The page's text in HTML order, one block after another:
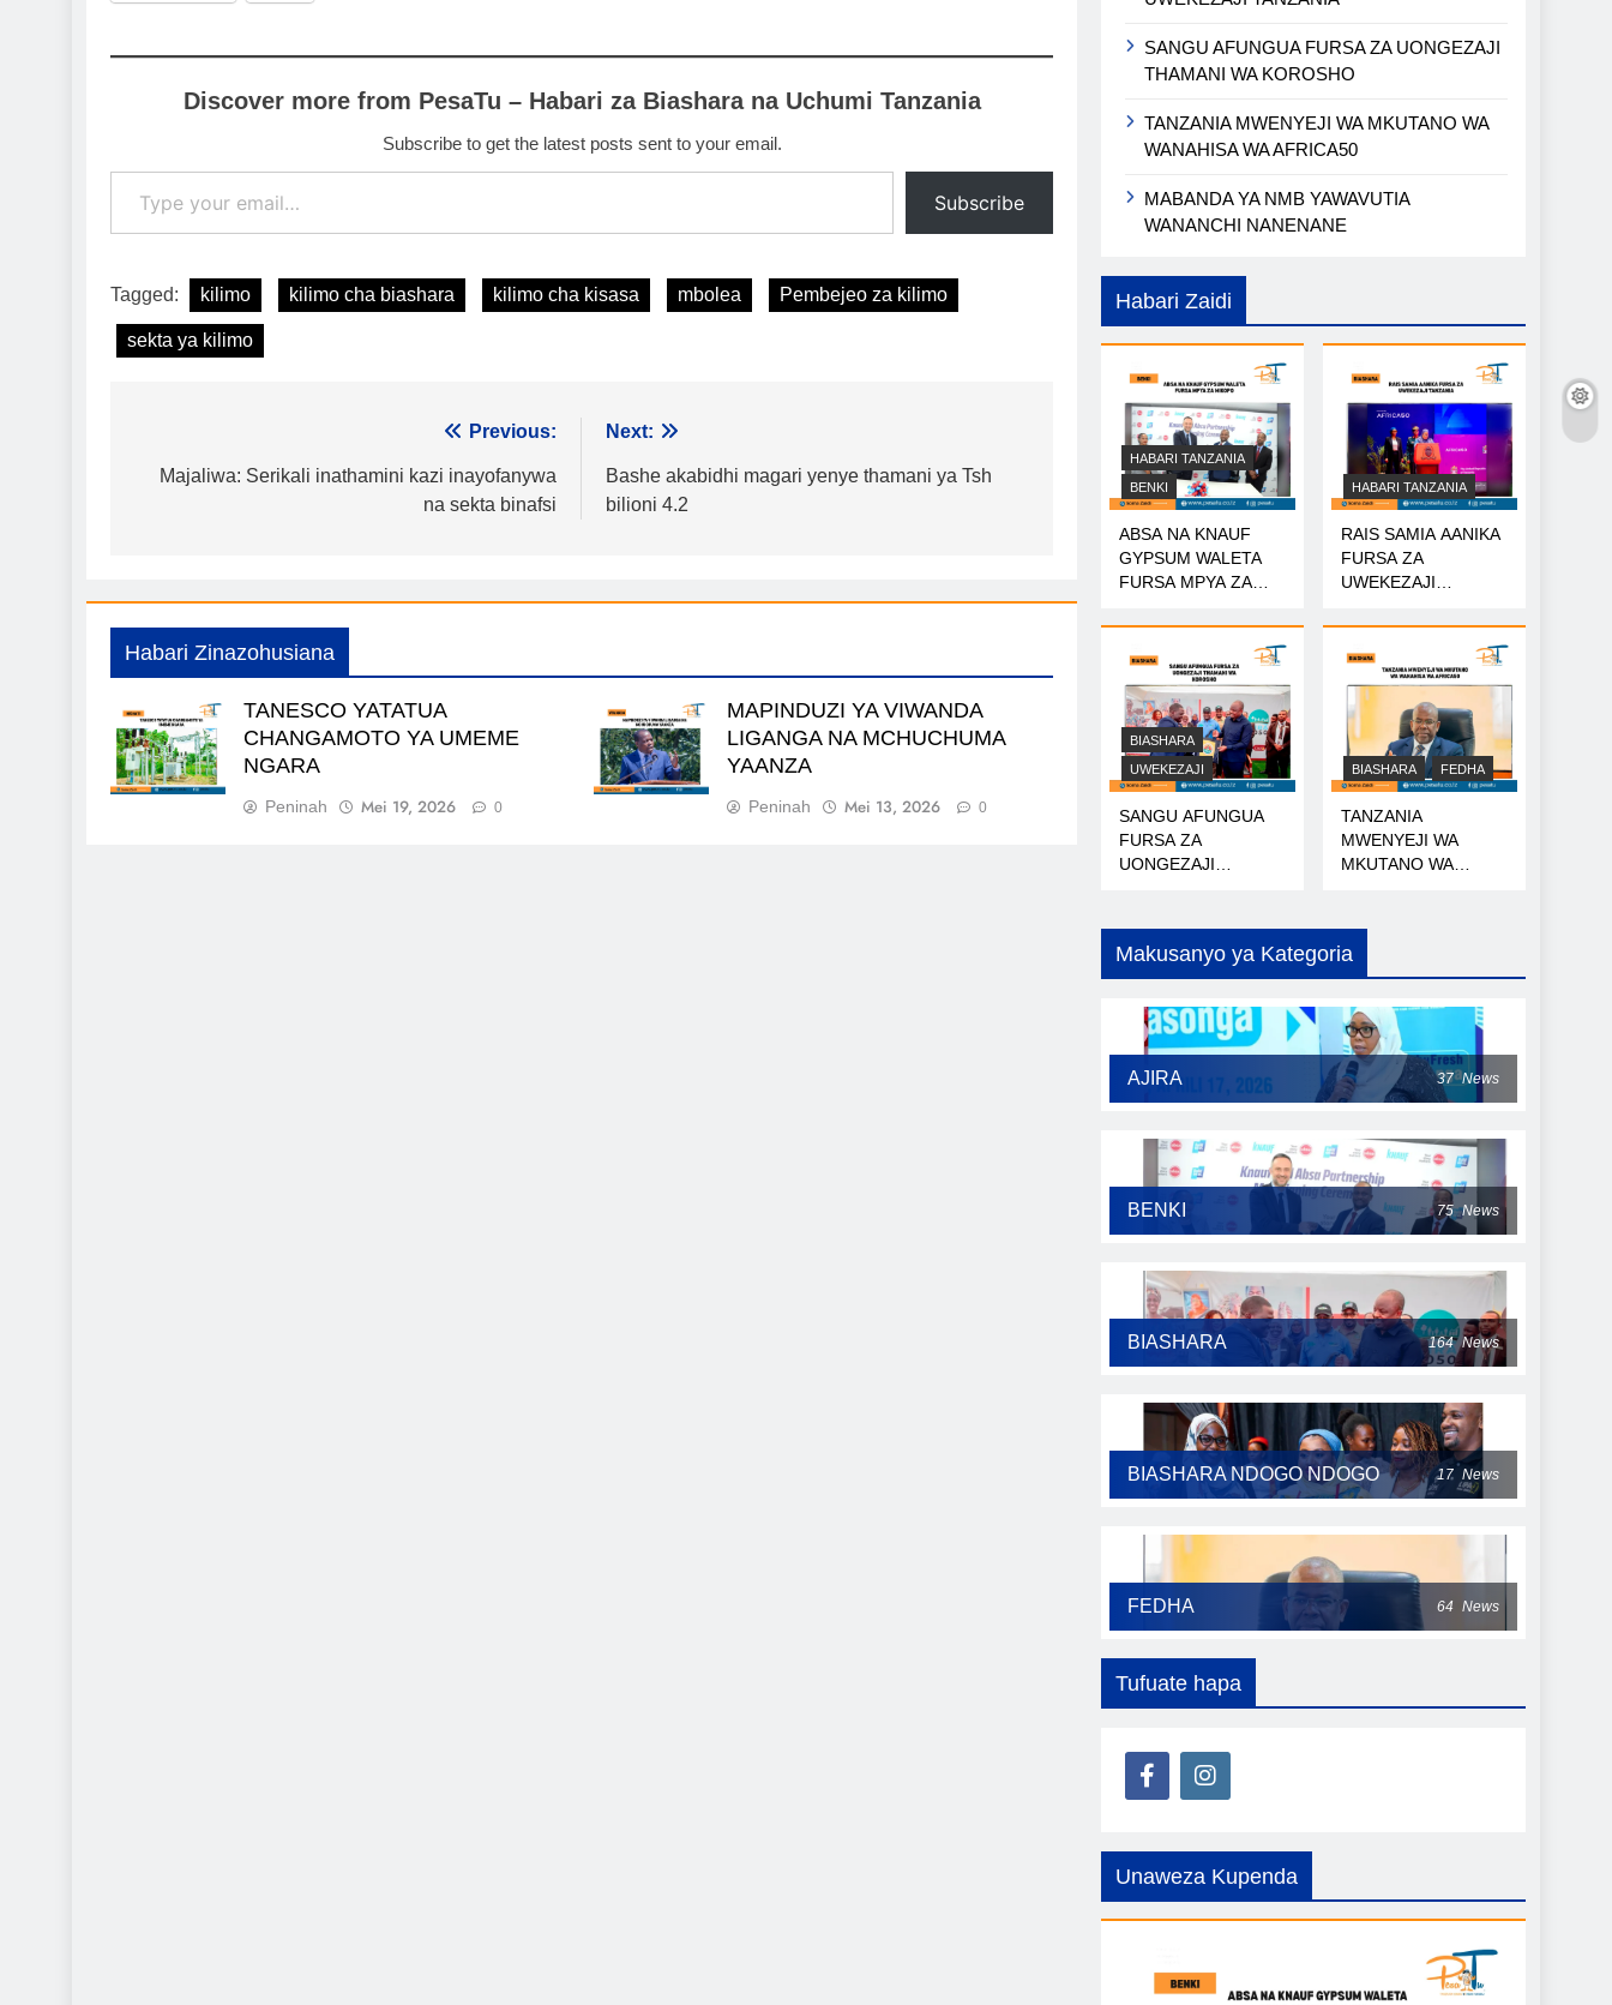
Discover more from PesaTu – Habari za Biashara na Uchumi Tanzania
Subscribe to get the latest posts sent to your email.
Type your email…
Subscribe
Tagged: kilimo kilimo cha biashara kilimo cha kisasa mbolea Pembejeo za kilimo
sekta ya kilimo
wa
Previous:
Majaliwa: Serikali inathamini kazi inayofanywa
na sekta binafsi
Next:
Bashe akabidhi magari yenye thamani ya Tsh
bilioni 4.2
Habari Zinazohusiana
TANESCO YATATUA
CHANGAMOTO YA UMEME
NGARA
Peninah Mei 19, 2026 0
MAPINDUZI YA VIWANDA
LIGANGA NA MCHUCHUMA
YAANZA
Peninah Mei 13, 2026 0
SANGU AFUNGUA FURSA ZA UONGEZAJI
THAMANI WA KOROSHO
TANZANIA MWENYEJI WA MKUTANO WA
WANAHISA WA AFRICA50
MABANDA YA NMB YAWAVUTIA
WANANCHI NANENANE
Habari Zaidi
HABARI TANZANIA
BENKI
ABSA NA KNAUF
GYPSUM WALETA
FURSA MPYA ZA
HABARI TANZANIA
RAIS SAMIA AANIKA
FURSA ZA
UWEKEZAJI
BIASHARA
UWEKEZAJI
SANGU AFUNGUA
FURSA ZA
UONGEZAJI
BIASHARA FEDHA
TANZANIA
MWENYEJI WA
MKUTANO WA
Makusanyo ya Kategoria
AJIRA 37 News
BENKI 75 News
BIASHARA 164 News
BIASHARA NDOGO NDOGO 17 News
FEDHA 64 News
Tufuate hapa
Unaweza Kupenda